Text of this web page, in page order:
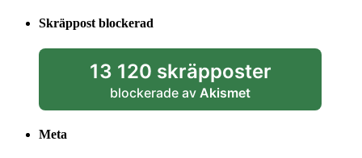
Skräppost blockerad
13 120 skräpposter
blockerade av Akismet
Meta